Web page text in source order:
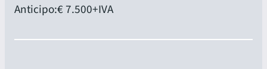
Anticipo:€ 7.500+IVA